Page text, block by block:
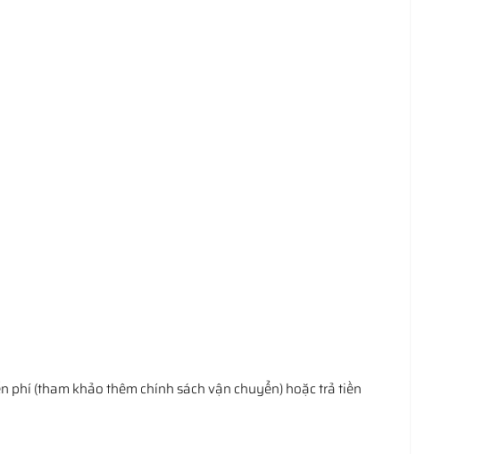
(tham khảo thêm chính sách vận chuyển) hoặc trả tiền